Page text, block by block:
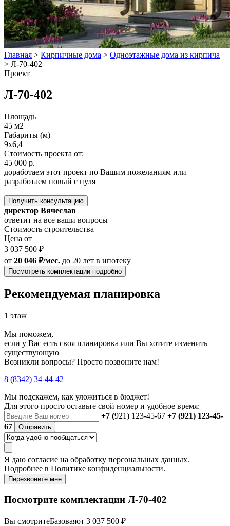
Главная > Кирпичные дома > Одноэтажные дома из кирпича
> Л-70-402
Проект
Л-70-402
Площадь
45 м2
Габариты (м)
9х6,4
Стоимость проекта от:
45 000 р.
доработаем этот проект по Вашим пожеланиям или
разработаем новый с нуля
Получить консультацию
директор Вячеслав
ответит на все ваши вопросы
Стоимость строительства
Цена от
3 037 500 ₽
от 20 046 ₽/мес. до 20 лет в ипотеку
Посмотреть комплектации подробно
Рекомендуемая планировка
1 этаж
Мы поможем,
если у Вас есть своя планировка или Вы хотите изменить
существующую
Возникли вопросы? Просто позвоните нам!
8 (8342) 34-44-42
Мы подскажем, как уложиться в бюджет!
Для этого просто оставьте свой номер и удобное время:
+7 (921) 123-45-67 +7 (921) 123-45-
67
Отправить
Я даю согласие на обработку персональных данных.
Подробнее в Политике конфиденциальности.
Перезвоните мне
Посмотрите комплектации Л-70-402
Вы смотритеБазоваяот 3 037 500 ₽